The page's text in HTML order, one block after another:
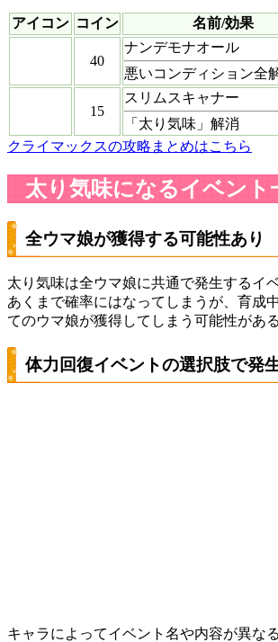
アイコン コイン 名前/効果
40
ナンデモナオール
悪いコンディション全
15
スリムスキャナー
「太り気味」解消
クライマックスの攻略まとめはこちら
太り気味になるイベント
全ウマ娘が獲得する可能性あり
太り気味は全ウマ娘に共通で発生するイ
あくまで確率にはなってしまうが、育成
てのウマ娘が獲得してしまう可能性がある
体力回復イベントの選択肢で発
キャラによってイベント名や内容が異な